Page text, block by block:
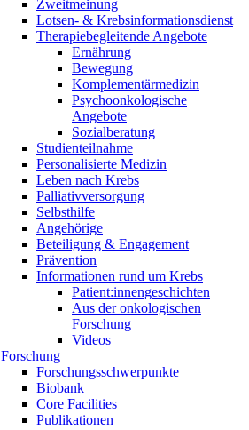
Zweitmeinung
Lotsen- & Krebsinformationsdienst
Therapiebegleitende Angebote
Ernährung
Bewegung
Komplementärmedizin
Psychoonkologische
Angebote
Sozialberatung
Studienteilnahme
Personalisierte Medizin
Leben nach Krebs
Palliativversorgung
Selbsthilfe
Angehörige
Beteiligung & Engagement
Prävention
Informationen rund um Krebs
Patient:innengeschichten
Aus der onkologischen
Forschung
Videos
Forschung
Forschungsschwerpunkte
Biobank
Core Facilities
Publikationen